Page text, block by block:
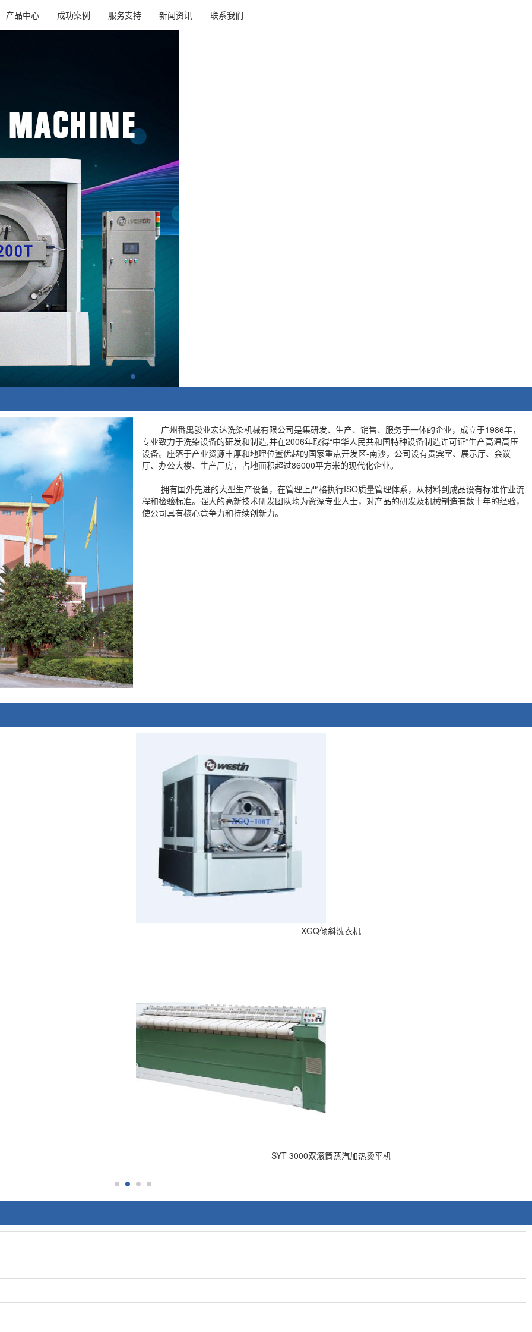
产品中心 成功案例 服务支持 新闻资讯 联系我们
广州番禺骏业宏达洗染机械有限公司是集研发、生产、销售、服务于一体的企业，成立于1986年，
专业致力于洗染设备的研发和制造,并在2006年取得“中华人民共和国特种设备制造许可证”生产高温高压
设备。座落于产业资源丰厚和地理位置优越的国家重点开发区-南沙，公司设有贵宾室、展示厅、会议
厅、办公大楼、生产厂房，占地面积超过86000平方米的现代化企业。
拥有国外先进的大型生产设备，在管理上严格执行ISO质量管理体系，从材料到成品设有标准作业流
程和检验标准。强大的高新技术研发团队均为资深专业人士，对产品的研发及机械制造有数十年的经验，
使公司具有核心竟争力和持续创新力。
XGQ倾斜洗衣机
SYT-3000双滚筒蒸汽加热烫平机